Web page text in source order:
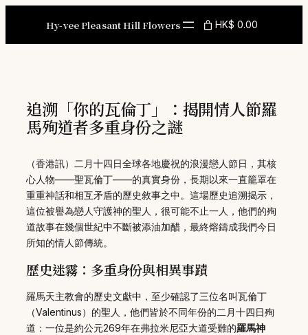
Hy-vee Pleasant Hill Flowers HK$ 0.00
追溯「你的瓦倫丁」：揭開情人節羅
馬殉道者多重身份之謎
（香港訊）二月十四日全球各地慶祝的浪漫戀人節日，其核
心人物——聖瓦倫丁——的真實身份，長期以來一直籠罩在
重重神話和相互矛盾的歷史敘事之中。這場歷史追溯揭示，
這位被譽為戀人守護神的聖人，很可能不止一人，他們的殉
道故事在幾個世紀中不斷被添油加醋，最終熔鑄成我們今日
所知的情人節傳統。
歷史迷霧：多重身份與相異事蹟
羅馬天主教會的歷史文獻中，至少確認了三位名叫瓦倫丁
（Valentinus）的聖人，他們皆於不同年份的二月十四日殉
道：一位是約公元269年在弗拉米尼亞大道受難的羅馬神